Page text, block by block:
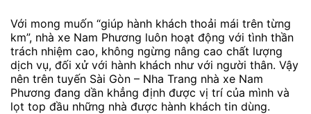
Với mong muốn “giúp hành khách thoải mái trên từng
km”, nhà xe Nam Phương luôn hoạt động với tình thần
trách nhiệm cao, không ngừng nâng cao chất lượng
dịch vụ, đối xử với hành khách như với người thân. Vậy
nên trên tuyến Sài Gòn – Nha Trang nhà xe Nam
Phương đang dần khẳng định được vị trí của mình và
lọt top đầu những nhà được hành khách tin dùng.